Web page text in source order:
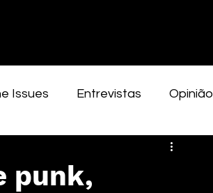
Issues Entrevistas Opinião
punk,